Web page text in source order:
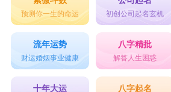
预测你一生的命运 初创公司起名玄机
流年运势
财运婚姻事业健康
八字精批
解答人生困惑
十年大运 八字起名